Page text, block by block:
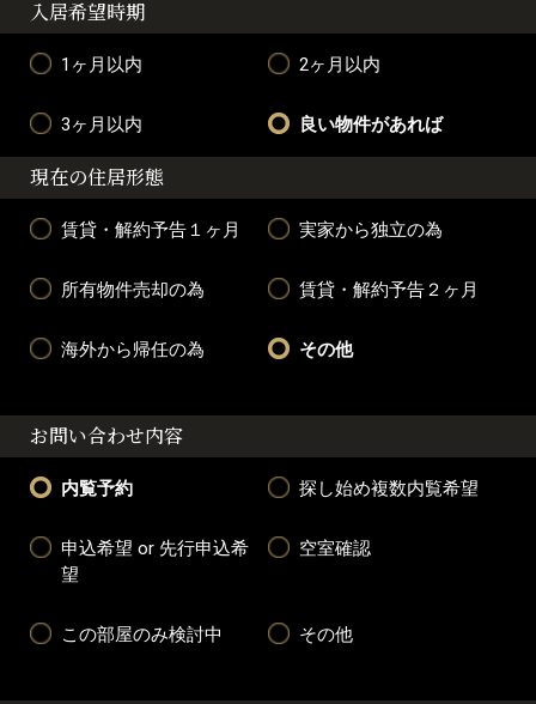
入居希望時期
1ヶ月以内 2ヶ月以内
3ヶ月以内 良い物件があれば
現在の住居形態
賃貸・解約予告１ヶ月 実家から独立の為
所有物件売却の為 賃貸・解約予告２ヶ月
海外から帰任の為 その他
お問い合わせ内容
内覧予約 探し始め複数内覧希望
申込希望 or 先行申込希
望
空室確認
この部屋のみ検討中 その他